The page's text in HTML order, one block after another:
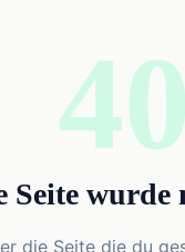
Seite
die Seite die du